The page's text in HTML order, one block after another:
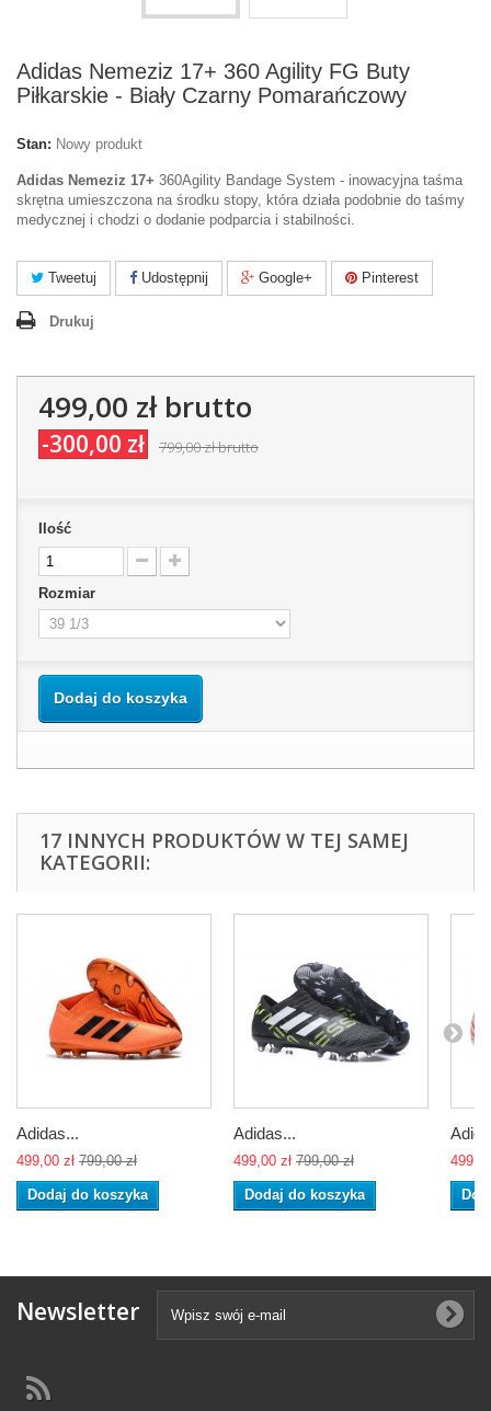
Adidas Nemeziz 17+ 360 Agility FG Buty
Piłkarskie - Biały Czarny Pomarańczowy
Stan: Nowy produkt
Adidas Nemeziz 17+ 360Agility Bandage System - inowacyjna taśma
skrętna umieszczona na środku stopy, która działa podobnie do taśmy
medycznej i chodzi o dodanie podparcia i stabilności.
Tweetuj Udostępnij Google+ Pinterest
Drukuj
499,00 złbrutto
-300,00 zł 799,00 złbrutto
Ilość
Rozmiar
Dodaj do koszyka
17 INNYCH PRODUKTÓW W TEJ SAMEJ
KATEGORII:
Adidas...
499,00 zł 799,00 zł
Dodaj do koszyka
Adidas...
499,00 zł 799,00 zł
Dodaj do koszyka
Newsletter